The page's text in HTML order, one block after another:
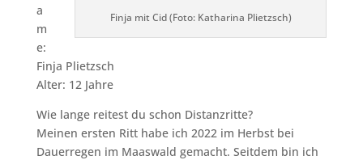
Finja mit Cid (Foto: Katharina Plietzsch)
a
m
e:
Finja Plietzsch
Alter: 12 Jahre
Wie lange reitest du schon Distanzritte?
Meinen ersten Ritt habe ich 2022 im Herbst bei
Dauerregen im Maaswald gemacht. Seitdem bin ich